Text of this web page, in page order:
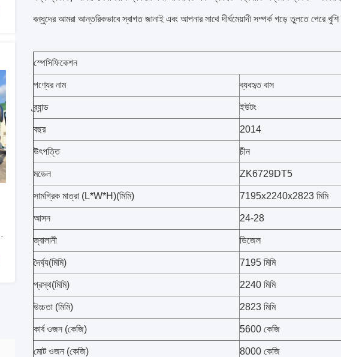
বন্ধুদের আমরা আন্তরিকভাবে স্বাগত জানাই এবং আপনার সাথে দীর্ঘমেয়াদী সম্পর্ক গড়ে তুলতে পেরে
স্পেসিফিকেশন
পণ্যের নাম ব্যবহৃত বাস
ব্র্যান্ড ইউটং
বছর 2014
উৎপত্তি চীন
মডেল ZK6729DT5
সামগ্রিক মাত্রা (L*W*H)(মিমি) 7195x2240x2823 মিমি
আসন 24-28
জ্বালানী ডিজেল
দৈর্ঘ্য(মিমি) 7195 মিমি
প্রস্থ(মিমি) 2240 মিমি
উচ্চতা (মিমি) 2823 মিমি
কার্ব ওজন (কেজি) 5600 কেজি
মোট ওজন (কেজি) 8000 কেজি